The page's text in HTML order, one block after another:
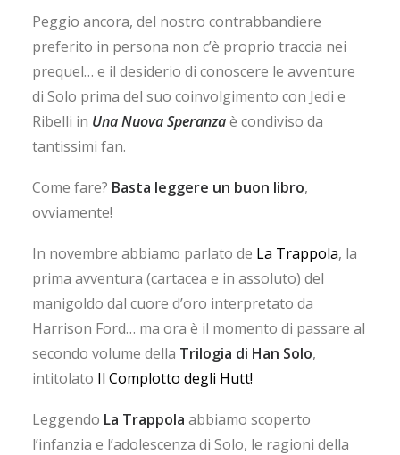
Peggio ancora, del nostro contrabbandiere
preferito in persona non c’è proprio traccia nei
prequel… e il desiderio di conoscere le avventure
di Solo prima del suo coinvolgimento con Jedi e
Ribelli in Una Nuova Speranzaè condiviso da
tantissimi fan.
Come fare? Basta leggere un buon libro,
ovviamente!
In novembre abbiamo parlato de La Trappola, la
prima avventura (cartacea e in assoluto) del
manigoldo dal cuore d’oro interpretato da
Harrison Ford… ma ora è il momento di passare al
secondo volume della Trilogia di Han Solo,
intitolato Il Complotto degli Hutt!
Leggendo La Trappola abbiamo scoperto
l’infanzia e l’adolescenza di Solo, le ragioni della